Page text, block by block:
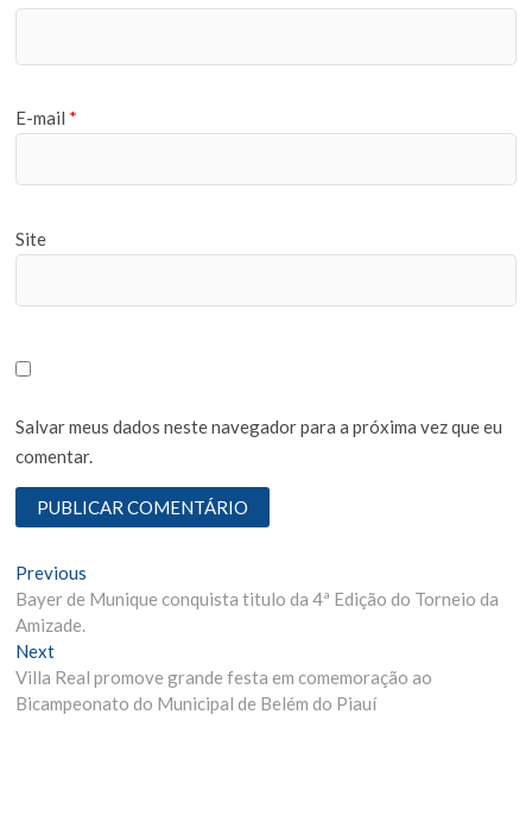
E-mail *
Site
Salvar meus dados neste navegador para a próxima vez que eu
comentar.
N
a
v
e
Previous
r
i
o
Bayer de Munique conquista titulo da 4ª Edição do Torneio da
Amizade.
Next
e
x
Villa Real promove grande festa em comemoração ao
Bicampeonato do Municipal de Belém do Piauí